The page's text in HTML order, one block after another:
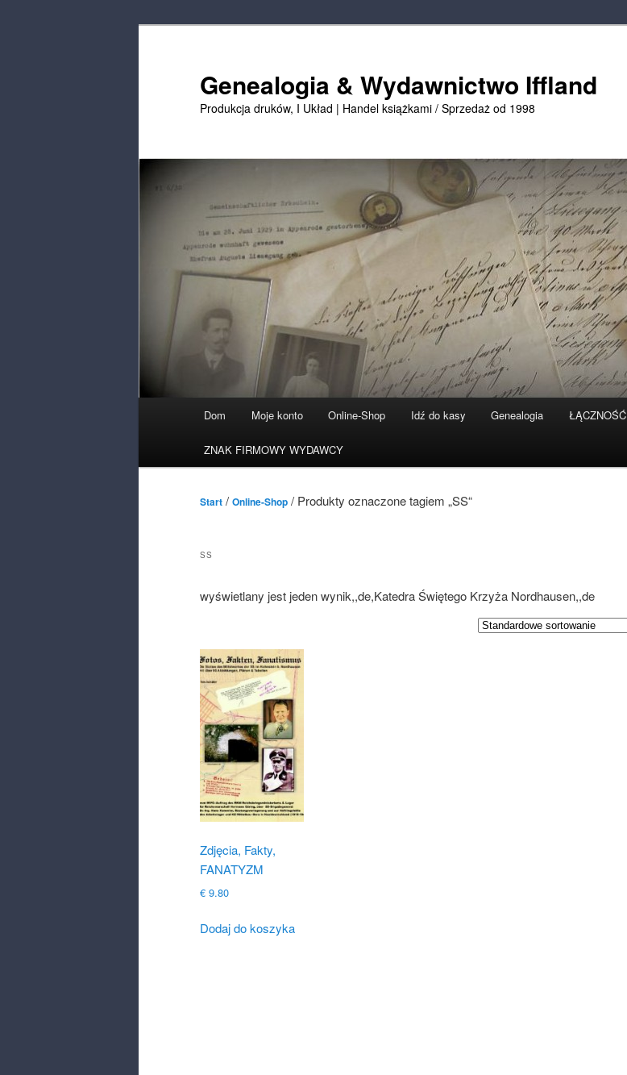
Genealogia & Wydawnictwo Iffland
Produkcja druków, I Układ | Handel książkami / Sprzedaż od 1998
Dom Moje konto Online-Shop Idź do kasy Genealogia ŁĄCZNOŚĆ
ZNAK FIRMOWY WYDAWCY
Start / Online-Shop / Produkty oznaczone tagiem „SS“
SS
wyświetlany jest jeden wynik,,de,Katedra Świętego Krzyża Nordhausen,,de
Zdjęcia, Fakty,
FANATYZM
€ 9.80
Dodaj do koszyka